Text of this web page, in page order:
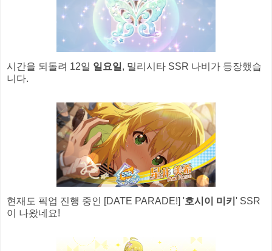
시간을 되돌려 12일 일요일 , 밀리시타 SSR 나비가 등장했습
니다.
현재도 픽업 진행 중인 [DATE PARADE!] '호시이 미키 ' SSR
이 나왔네요!